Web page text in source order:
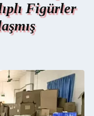
Figürler